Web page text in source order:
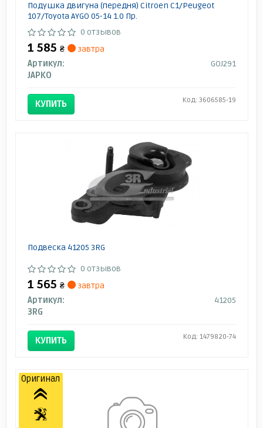
Подушка двигуна (передня) Citroen C1/Peugeot
107/Toyota AYGO 05-14 1.0 Пр.
0 отзывов
1 585 ₴
завтра
Артикул:
GOJ291
JAPKO
КУПИТЬ Код: 3606585-19
Подвеска 41205 3RG
0 отзывов
1 565 ₴
завтра
Артикул:
41205
3RG
КУПИТЬ Код: 1479820-74
Оригинал